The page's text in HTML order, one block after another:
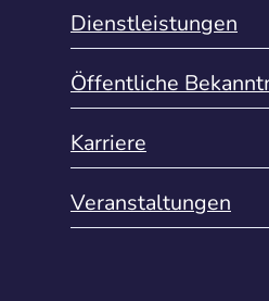
Dienstleistungen
Öffentliche
Karriere
Veranstaltungen